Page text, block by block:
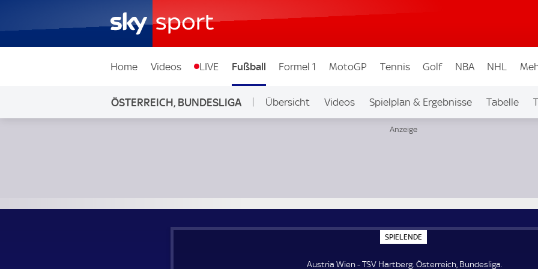
Home Videos LIVE Fußball Formel 1 MotoGP Tennis Golf NBA NHL
ÖSTERREICH, BUNDESLIGA Übersicht Videos Spielplan & Ergebnisse Tabelle
SPIELENDE
P
E
Austria Wien - TSV Hartberg. Österreich, Bundesliga.